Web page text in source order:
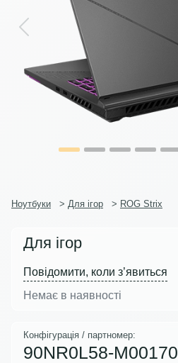
Previous
Ноутбуки > Для ігор > ROG Strix
Для ігор
Повідомити, коли з’явиться
Немає в наявності
Конфігурація / партномер:
90NR0L58-M00170